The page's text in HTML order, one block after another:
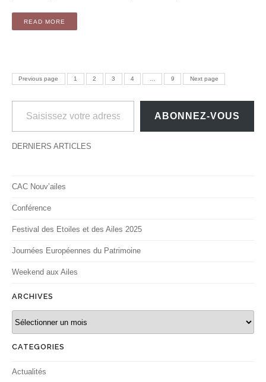
READ MORE
Pagination des publications
Previous page PAGE
1 PAGE
2 PAGE
3 PAGE
4 … PAGE
9 Next page
Saisissez votre adresse e-mail…
ABONNEZ-VOUS
DERNIERS ARTICLES
CAC Nouv’ailes
Conférence
Festival des Etoiles et des Ailes 2025
Journées Européennes du Patrimoine
Weekend aux Ailes
ARCHIVES
CATEGORIES
Actualités